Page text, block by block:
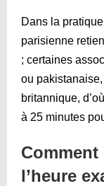
Dans la
parisienne
; certaines
ou
britannique,
à 25 minutes
l’heure